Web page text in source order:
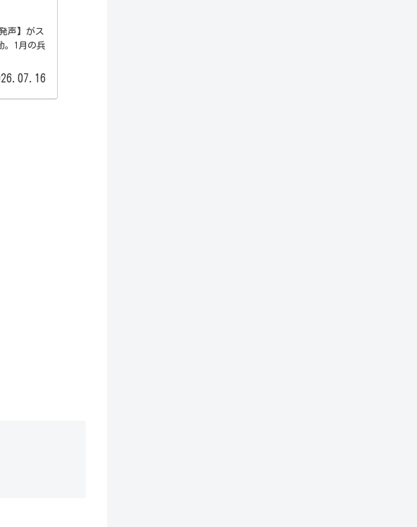
声】がス
。1月の兵